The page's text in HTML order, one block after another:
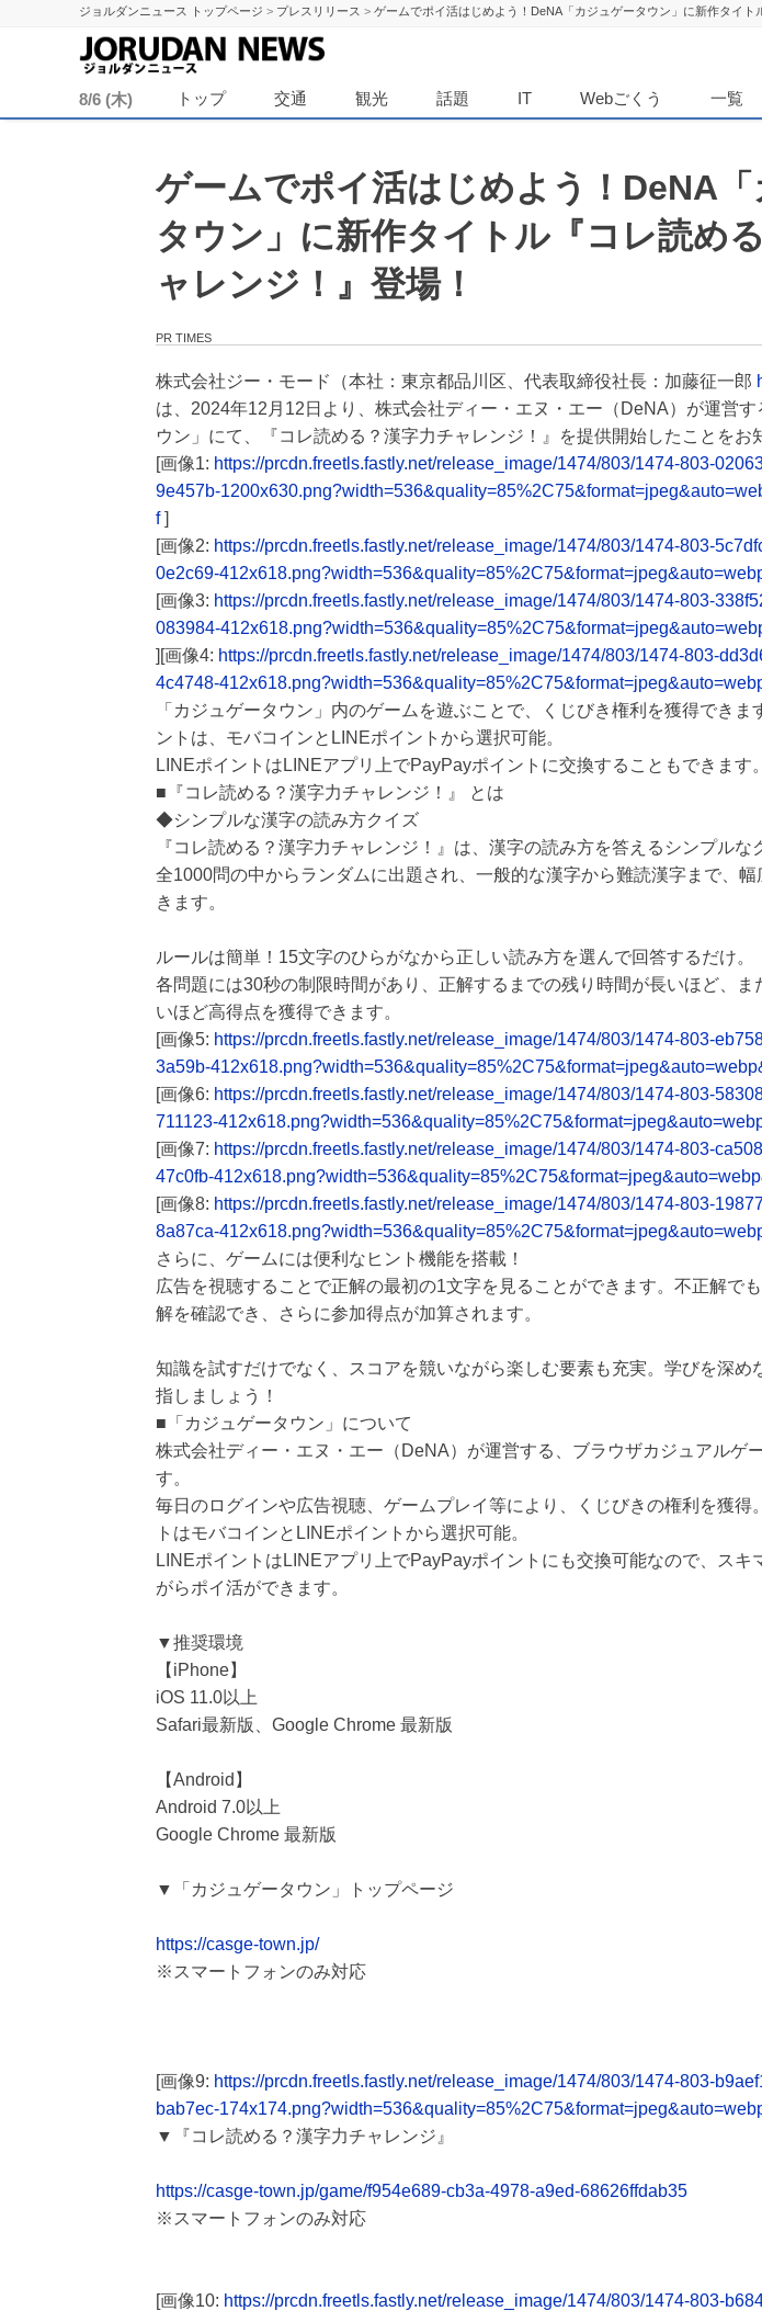
ジョルダンニュース トップページ > プレスリリース > ゲームでポイ活はじめよう！DeNA「カジュゲータウン」に新作タイト
8/6 (木) トップ 交通 観光 話題 IT Webごくう 一覧
ゲームでポイ活はじめよう！DeNA
タウン」に新作タイトル『コレ読め
ャレンジ！』登場！
PR TIMES
株式会社ジー・モード（本社：東京都品川区、代表取締役社長：加藤征一郎
は、2024年12月12日より、株式会社ディー・エヌ・エー（DeNA）が運営す
ウン」にて、『コレ読める？漢字力チャレンジ！』を提供開始したことをお
[画像1: https://prcdn.freetls.fastly.net/release_image/1474/803/1474-803-
9e457b-
f]
[画像2: https://prcdn.freetls.fastly.net/release_image/1474/803/1474-803-
0e2c69-
[画像3: https://prcdn.freetls.fastly.net/release_image/1474/803/1474-803-
083984-
][画像4: https://prcdn.freetls.fastly.net/release_image/1474/803/1474-803-
4c4748-
「カジュゲータウン」内のゲームを遊ぶことで、くじびき権利を獲得できま
ントは、モバコインとLINEポイントから選択可能。
LINEポイントはLINEアプリ上でPayPayポイントに交換することもできます。
■『コレ読める？漢字力チャレンジ！』 とは
◆シンプルな漢字の読み方クイズ
『コレ読める？漢字力チャレンジ！』は、漢字の読み方を答えるシンプルな
全1000問の中からランダムに出題され、一般的な漢字から難読漢字まで、
きます。
ルールは簡単！15文字のひらがなから正しい読み方を選んで回答するだけ。
各問題には30秒の制限時間があり、正解するまでの残り時間が長いほど、ま
いほど高得点を獲得できます。
[画像5: https://prcdn.freetls.fastly.net/release_image/1474/803/1474-803-
3a59b-
[画像6: https://prcdn.freetls.fastly.net/release_image/1474/803/1474-803-
711123-
[画像7: https://prcdn.freetls.fastly.net/release_image/1474/803/1474-803-
47c0fb-
[画像8: https://prcdn.freetls.fastly.net/release_image/1474/803/1474-803-
8a87ca-
さらに、ゲームには便利なヒント機能を搭載！
広告を視聴することで正解の最初の1文字を見ることができます。不正解で
解を確認でき、さらに参加得点が加算されます。
知識を試すだけでなく、スコアを競いながら楽しむ要素も充実。学びを深め
指しましょう！
■「カジュゲータウン」について
株式会社ディー・エヌ・エー（DeNA）が運営する、ブラウザカジュアルゲ
す。
毎日のログインや広告視聴、ゲームプレイ等により、くじびきの権利を獲得
トはモバコインとLINEポイントから選択可能。
LINEポイントはLINEアプリ上でPayPayポイントにも交換可能なので、スキ
がらポイ活ができます。
▼推奨環境
【iPhone】
iOS 11.0以上
Safari最新版、Google Chrome 最新版
【Android】
Android 7.0以上
Google Chrome 最新版
▼「カジュゲータウン」トップページ
https://casge-town.jp/
※スマートフォンのみ対応
[画像9: https://prcdn.freetls.fastly.net/release_image/1474/803/1474-803-
bab7ec-
▼『コレ読める？漢字力チャレンジ』
https://casge-town.jp/game/f954e689-cb3a-4978-a9ed-68626ffdab35
※スマートフォンのみ対応
[画像10: https://prcdn.freetls.fastly.net/release_image/1474/803/1474-803-